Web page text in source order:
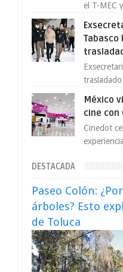
el T-MEC
Tabasco
México
cine con
Cinedot
es posible
DESTACADA
Paseo Colón:
árboles? Esto
de Toluca